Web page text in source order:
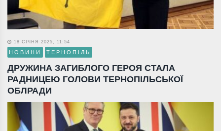
18 СІЧНЯ 2025, 11:54
НОВИНИ ТЕРНОПІЛЬ
ДРУЖИНА ЗАГИБЛОГО ГЕРОЯ СТАЛА
РАДНИЦЕЮ ГОЛОВИ ТЕРНОПІЛЬСЬКОЇ
ОБЛРАДИ